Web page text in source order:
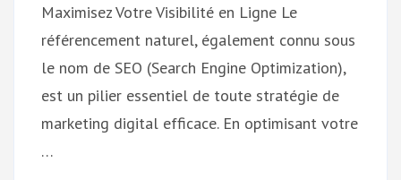
Maximisez Votre Visibilité en Ligne Le
référencement naturel, également connu sous
le nom de SEO (Search Engine Optimization),
est un pilier essentiel de toute stratégie de
marketing digital efficace. En optimisant votre
…